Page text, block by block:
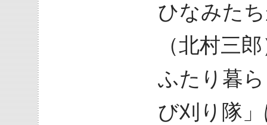
ひなみた
（北村三
ふたり暮
び刈り隊